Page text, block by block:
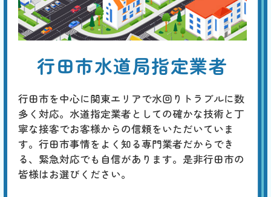
トイレのリフォーム
基本料
3,000円 W
EB
定
割
作業費
38,500円
部品代
0円〜
合計38,500円〜
省エネな照明への改善など、規模や予算に応じたトータルなコーディネ
ートが行えます。
行田市水道局指定業者
行田市を中心に関東エリアで水回りトラブルに数
多く対応。水道指定業者としての確かな技術と丁
寧な接客でお客様からの信頼をいただいていま
す。行田市事情をよく知る専門業者だからでき
る、緊急対応でも自信があります。是非行田市の
皆様はお選びください。